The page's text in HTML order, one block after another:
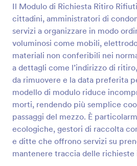
Il Modulo di Richiesta Ritiro
cittadini, amministratori di
servizi a organizzare in modo
voluminosi come mobili,
materiali non conferibili nei
a dettagli come l’indirizzo di
da rimuovere e la data preferita
modello di modulo riduce
morti, rendendo più semplice
passaggi del mezzo. È
ecologiche, gestori di raccolta
e ditte che offrono servizi su
mantenere traccia delle richieste
selezionata con gli orari e le
riconsegna - sarai pronto a
si adatta meglio alle loro
tua attività. Questo modello di
Preventivo (o richiesta di modulo
completamente personalizzabile
creato da te!
Anteprima